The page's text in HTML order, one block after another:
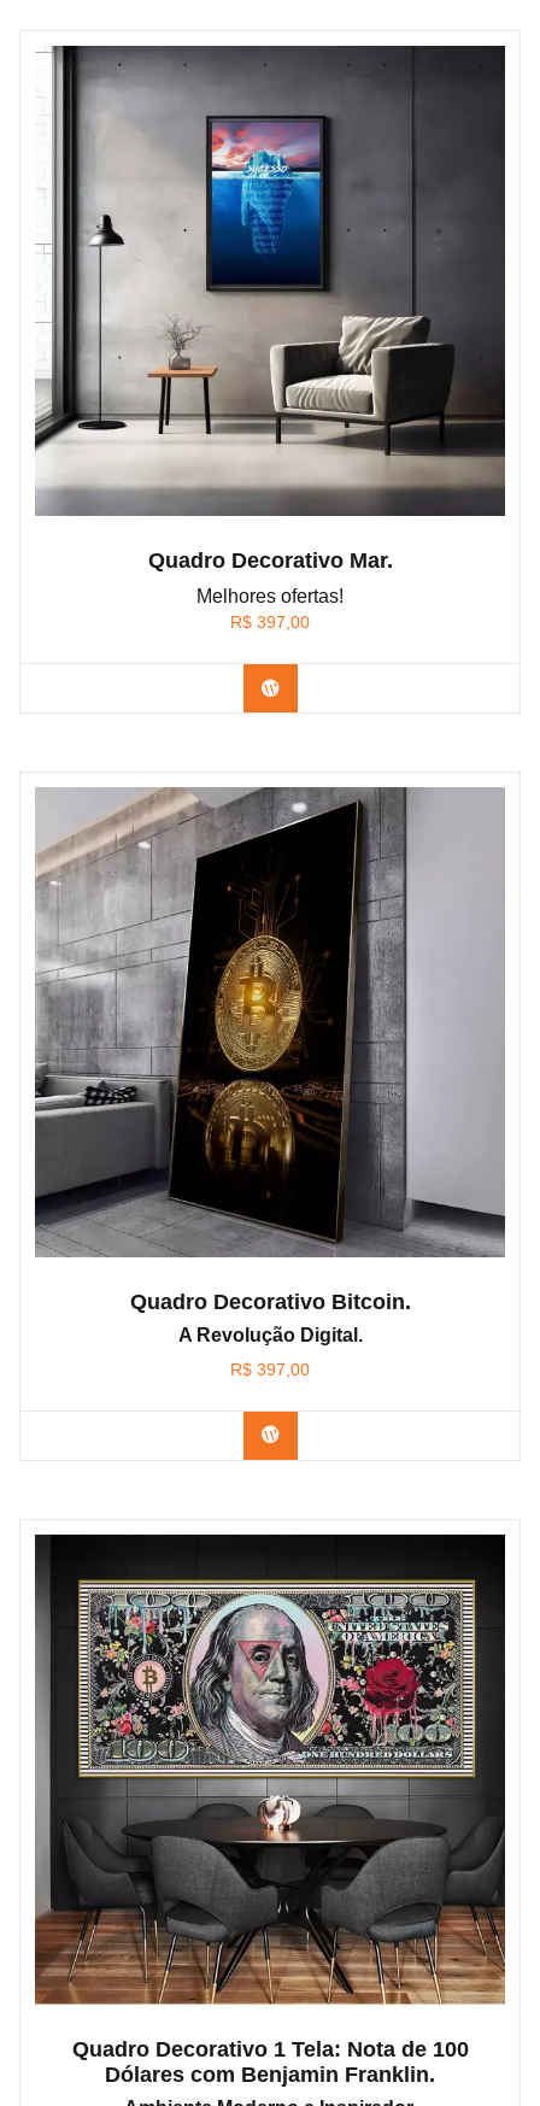
Quadro Decorativo Mar.
Melhores ofertas!
R$ 397,00
Confira os modelos
Quadro Decorativo Bitcoin.
A Revolução Digital.
R$ 397,00
Confira os modelos
Quadro Decorativo 1 Tela: Nota de 100
Dólares com Benjamin Franklin.